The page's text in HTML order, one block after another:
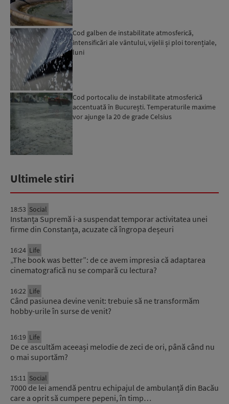
Cod galben de instabilitate atmosferică,
intensificări ale vântului, vijelii și ploi torențiale,
luni
Cod portocaliu de instabilitate atmosferică
accentuată în București. Temperaturile maxime
vor ajunge la 20 de grade Celsius
Ultimele stiri
18:53 Social
Instanța Supremă i-a suspendat temporar activitatea unei
firme din Constanța, acuzate că îngropa deșeuri
16:24 Life
„The book was better”: de ce avem impresia că adaptarea
cinematografică nu se compară cu lectura?
16:22 Life
Când pasiunea devine venit: trebuie să ne transformăm
hobby-urile în surse de venit?
16:19 Life
De ce ascultăm aceeași melodie de zeci de ori, până când nu
o mai suportăm?
15:11 Social
7000 de lei amendă pentru echipajul de ambulanță din Bacău
care a oprit să cumpere pepeni, în timp…